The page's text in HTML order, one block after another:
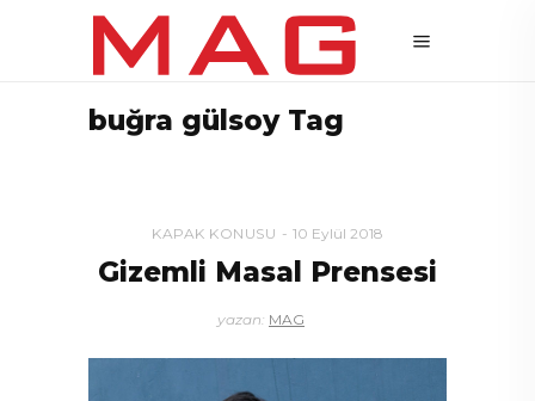
buğra gülsoy Tag
KAPAK KONUSU 10 Eylül 2018
Gizemli Masal Prensesi
yazan: MAG